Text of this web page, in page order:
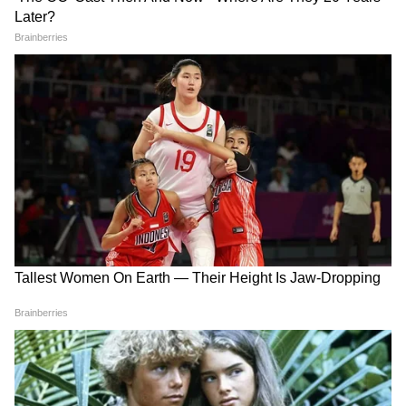
Related Articles
বিদায় ব্রাজিলের! এবারও বাজিমাত হ্যালান্ডদের?
Norway vs Senegal: সেনেগালের বিরুদ্ধে রুদ্ধশ্বাস
জয়, বিশ্বকাপ ফুটবলের নক-আউটে নরওয়ে
FIFA World Cup 2026: ম্যাচের
৮৬তম মিনিটেই ভাঙছে স্বপ্ন!
বিশ্বকাপে আফ্রিকার দলগুলির
অভিশপ্ত ঘটনা
FIFA World Cup 2026: প্রি
কোয়ার্টারে ব্রাজিল, আর্জেন্টিনা,
ফ্রান্সদের সামনে কারা, জানুন
শেষ ষোলের সূচি